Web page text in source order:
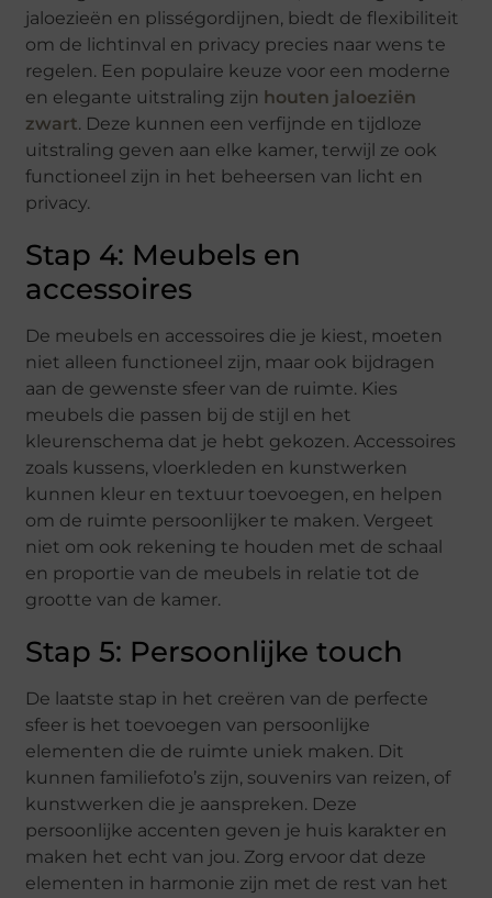
jaloezieën en plisségordijnen, biedt de flexibiliteit
om de lichtinval en privacy precies naar wens te
regelen. Een populaire keuze voor een moderne
en elegante uitstraling zijn houten jaloeziën
zwart. Deze kunnen een verfijnde en tijdloze
uitstraling geven aan elke kamer, terwijl ze ook
functioneel zijn in het beheersen van licht en
privacy.
Stap 4: Meubels en
accessoires
De meubels en accessoires die je kiest, moeten
niet alleen functioneel zijn, maar ook bijdragen
aan de gewenste sfeer van de ruimte. Kies
meubels die passen bij de stijl en het
kleurenschema dat je hebt gekozen. Accessoires
zoals kussens, vloerkleden en kunstwerken
kunnen kleur en textuur toevoegen, en helpen
om de ruimte persoonlijker te maken. Vergeet
niet om ook rekening te houden met de schaal
en proportie van de meubels in relatie tot de
grootte van de kamer.
Stap 5: Persoonlijke touch
De laatste stap in het creëren van de perfecte
sfeer is het toevoegen van persoonlijke
elementen die de ruimte uniek maken. Dit
kunnen familiefoto’s zijn, souvenirs van reizen, of
kunstwerken die je aanspreken. Deze
persoonlijke accenten geven je huis karakter en
maken het echt van jou. Zorg ervoor dat deze
elementen in harmonie zijn met de rest van het